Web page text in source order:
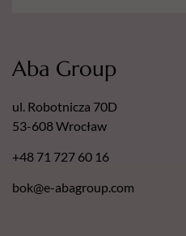
Aba Group
ul. Robotnicza 70D
53-608 Wrocław
+48 71 727 60 16
bok@e-abagroup.com